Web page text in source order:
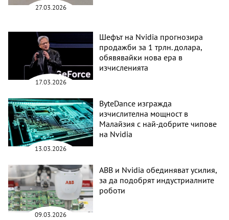
27.03.2026
17.03.2026
Шефът на Nvidia прогнозира
продажби за 1 трлн. долара,
обявявайки нова ера в
изчисленията
13.03.2026
ByteDance изгражда
изчислителна мощност в
Малайзия с най-добрите чипове
на Nvidia
09.03.2026
ABB и Nvidia обединяват усилия,
за да подобрят индустриалните
роботи